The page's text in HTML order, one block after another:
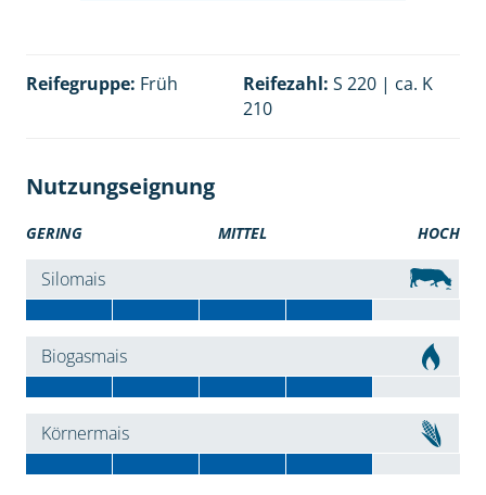
Reifegruppe: Früh Reifezahl: S 220 | ca. K
210
Nutzungseignung
GERING MITTEL HOCH
Silomais
Biogasmais
Körnermais